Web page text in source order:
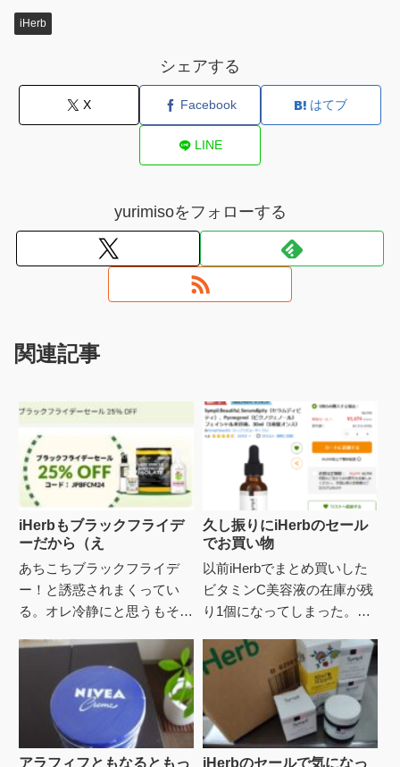
iHerb
シェアする
X Facebook はてブ
LINE
yurimisoをフォローする
関連記事
iHerbもブラックフライデ
ーだから（え
あちこちブラックフライデ
ー！と誘惑されまくってい
る。オレ冷静にと思うもそう
まで25％オフのセー
ル！・・と、愛用してるのを
数点購...
久し振りにiHerbのセール
でお買い物
以前iHerbでまとめ買いした
ビタミンC美容液の在庫が残
り1個になってしまった。そ
イデーかなとチラっとのぞく
と、欲しい物リストのピ...
アラフィフともなるともっ iHerbのセールで気になっ